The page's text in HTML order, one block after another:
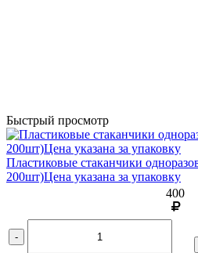
Быстрый просмотр
Пластиковые стаканчики
200шт)Цена указана за упаковку
400
-